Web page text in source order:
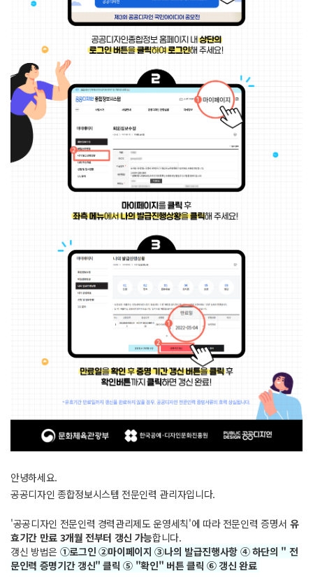
안녕하세요.
공공디자인 종합정보시스템 전문인력 관리자입니다.
'공공디자인 전문인력 경력관리제도 운영세칙'에 따라 전문인력 증명서 유
효기간 만료 3개월 전부터 갱신 가능합니다.
갱신 방법은 ①로그인 ②마이페이지 ③나의 발급진행사항 ④ 하단의 " 전
문인력 증명기간 갱신" 클릭 ⑤ "확인" 버튼 클릭 ⑥ 갱신 완료